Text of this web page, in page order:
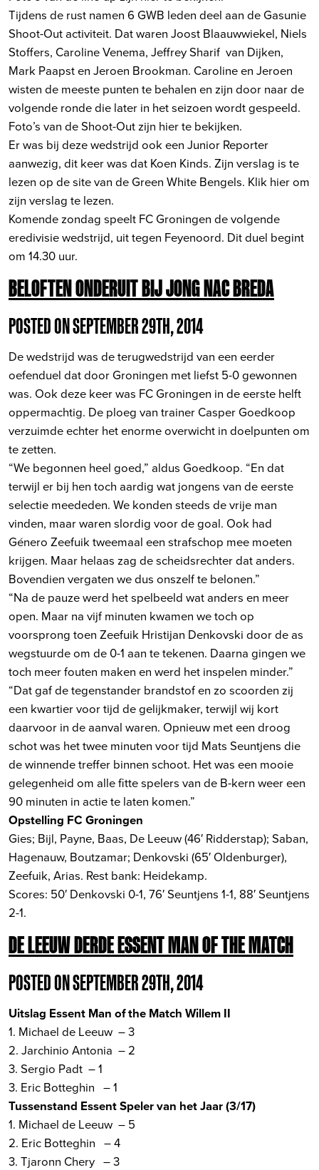
Tijdens de rust namen 6 GWB leden deel aan de Gasunie
Shoot-Out activiteit. Dat waren Joost Blaauwwiekel, Niels
Stoffers, Caroline Venema, Jeffrey Sharif van Dijken,
Mark Paapst en Jeroen Brookman. Caroline en Jeroen
wisten de meeste punten te behalen en zijn door naar de
volgende ronde die later in het seizoen wordt gespeeld.
Foto’s van de Shoot-Out zijn hier te bekijken.
Er was bij deze wedstrijd ook een Junior Reporter
aanwezig, dit keer was dat Koen Kinds. Zijn verslag is te
lezen op de site van de Green White Bengels. Klik hier om
zijn verslag te lezen.
Komende zondag speelt FC Groningen de volgende
eredivisie wedstrijd, uit tegen Feyenoord. Dit duel begint
om 14.30 uur.
BELOFTEN ONDERUIT BIJ JONG NAC BREDA
POSTED ON SEPTEMBER 29TH, 2014
De wedstrijd was de terugwedstrijd van een eerder
oefenduel dat door Groningen met liefst 5-0 gewonnen
was. Ook deze keer was FC Groningen in de eerste helft
oppermachtig. De ploeg van trainer Casper Goedkoop
verzuimde echter het enorme overwicht in doelpunten om
te zetten.
“We begonnen heel goed,” aldus Goedkoop. “En dat
terwijl er bij hen toch aardig wat jongens van de eerste
selectie meededen. We konden steeds de vrije man
vinden, maar waren slordig voor de goal. Ook had
Género Zeefuik tweemaal een strafschop mee moeten
krijgen. Maar helaas zag de scheidsrechter dat anders.
Bovendien vergaten we dus onszelf te belonen.”
“Na de pauze werd het spelbeeld wat anders en meer
open. Maar na vijf minuten kwamen we toch op
voorsprong toen Zeefuik Hristijan Denkovski door de as
wegstuurde om de 0-1 aan te tekenen. Daarna gingen we
toch meer fouten maken en werd het inspelen minder.”
“Dat gaf de tegenstander brandstof en zo scoorden zij
een kwartier voor tijd de gelijkmaker, terwijl wij kort
daarvoor in de aanval waren. Opnieuw met een droog
schot was het twee minuten voor tijd Mats Seuntjens die
de winnende treffer binnen schoot. Het was een mooie
gelegenheid om alle fitte spelers van de B-kern weer een
90 minuten in actie te laten komen.”
Opstelling FC Groningen
Gies; Bijl, Payne, Baas, De Leeuw (46′ Ridderstap); Saban,
Hagenauw, Boutzamar; Denkovski (65′ Oldenburger),
Zeefuik, Arias. Rest bank: Heidekamp.
Scores: 50′ Denkovski 0-1, 76′ Seuntjens 1-1, 88′ Seuntjens
2-1.
DE LEEUW DERDE ESSENT MAN OF THE MATCH
POSTED ON SEPTEMBER 29TH, 2014
Uitslag Essent Man of the Match Willem II
1. Michael de Leeuw – 3
2. Jarchinio Antonia – 2
3. Sergio Padt – 1
3. Eric Botteghin – 1
Tussenstand Essent Speler van het Jaar (3/17)
1. Michael de Leeuw – 5
2. Eric Botteghin – 4
3. Tjaronn Chery – 3